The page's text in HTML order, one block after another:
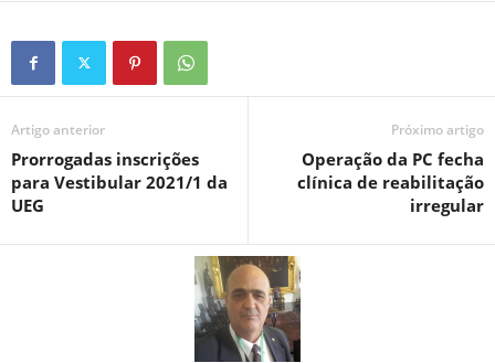
Artigo anterior
Prorrogadas inscrições
para Vestibular 2021/1 da
UEG
Próximo artigo
Operação da PC fecha
clínica de reabilitação
irregular